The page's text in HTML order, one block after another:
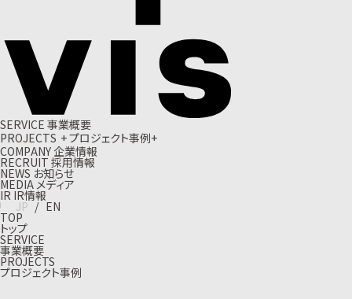
SERVICE 事業概要
PROJECTS +プロジェクト事例+
COMPANY企業情報
RECRUIT 採用情報
NEWS お知らせ
MEDIA メディア
IR IR情報
JP / EN
TOP
トップ
SERVICE
事業概要
PROJECTS
プロジェクト事例